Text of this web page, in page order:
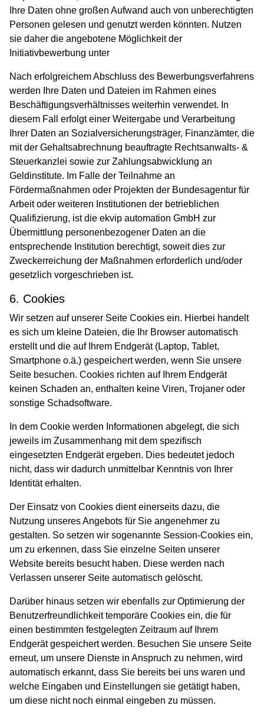
Ihre Daten ohne großen Aufwand auch von unberechtigten
Personen gelesen und genutzt werden könnten. Nutzen
sie daher die angebotene Möglichkeit der
Initiativbewerbung unter
Nach erfolgreichem Abschluss des Bewerbungsverfahrens
werden Ihre Daten und Dateien im Rahmen eines
Beschäftigungsverhältnisses weiterhin verwendet. In
diesem Fall erfolgt einer Weitergabe und Verarbeitung
Ihrer Daten an Sozialversicherungsträger, Finanzämter, die
mit der Gehaltsabrechnung beauftragte Rechtsanwalts- &
Steuerkanzlei sowie zur Zahlungsabwicklung an
Geldinstitute. Im Falle der Teilnahme an
Fördermaßnahmen oder Projekten der Bundesagentur für
Arbeit oder weiteren Institutionen der betrieblichen
Qualifizierung, ist die ekvip automation GmbH zur
Übermittlung personenbezogener Daten an die
entsprechende Institution berechtigt, soweit dies zur
Zweckerreichung der Maßnahmen erforderlich und/oder
gesetzlich vorgeschrieben ist.
6. Cookies
Wir setzen auf unserer Seite Cookies ein. Hierbei handelt
es sich um kleine Dateien, die Ihr Browser automatisch
erstellt und die auf Ihrem Endgerät (Laptop, Tablet,
Smartphone o.ä.) gespeichert werden, wenn Sie unsere
Seite besuchen. Cookies richten auf Ihrem Endgerät
keinen Schaden an, enthalten keine Viren, Trojaner oder
sonstige Schadsoftware.
In dem Cookie werden Informationen abgelegt, die sich
jeweils im Zusammenhang mit dem spezifisch
eingesetzten Endgerät ergeben. Dies bedeutet jedoch
nicht, dass wir dadurch unmittelbar Kenntnis von Ihrer
Identität erhalten.
Der Einsatz von Cookies dient einerseits dazu, die
Nutzung unseres Angebots für Sie angenehmer zu
gestalten. So setzen wir sogenannte Session-Cookies ein,
um zu erkennen, dass Sie einzelne Seiten unserer
Website bereits besucht haben. Diese werden nach
Verlassen unserer Seite automatisch gelöscht.
Darüber hinaus setzen wir ebenfalls zur Optimierung der
Benutzerfreundlichkeit temporäre Cookies ein, die für
einen bestimmten festgelegten Zeitraum auf Ihrem
Endgerät gespeichert werden. Besuchen Sie unsere Seite
erneut, um unsere Dienste in Anspruch zu nehmen, wird
automatisch erkannt, dass Sie bereits bei uns waren und
welche Eingaben und Einstellungen sie getätigt haben,
um diese nicht noch einmal eingeben zu müssen.